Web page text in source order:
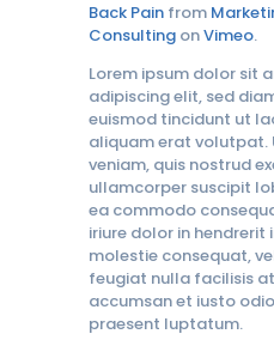
Back Pain from
Consulting onVimeo.
Lorem ipsum dolor sit
adipiscing elit, sed
euismod tincidunt ut
aliquam erat volutpat.
veniam, quis nostrud
ullamcorper suscipit
ea commodo
iriure dolor in
molestie consequat,
feugiat nulla facilisis
accumsan et iusto
praesent luptatum.